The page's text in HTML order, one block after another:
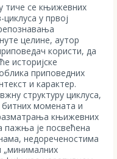
тиче се књижевних
у првој
целине, аутор
користи, да
историјске
приповедних
и карактер.
структуру циклуса,
момената и
књижевних
пажња је посвећена
недореченостима
„минималних